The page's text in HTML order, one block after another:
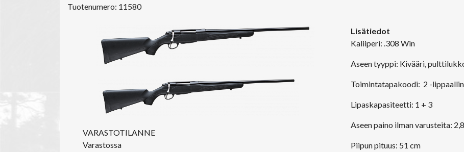
Tuotenumero: 11580
VARASTOTILANNE
Varastossa
Lisätiedot
Kaliiperi: .308 Win
Aseen tyyppi: Kivääri,
Toimintatapakoodi: 2 -
Lipaskapasiteetti: 1 + 3
Aseen paino ilman varusteita:
Piipun pituus: 51 cm